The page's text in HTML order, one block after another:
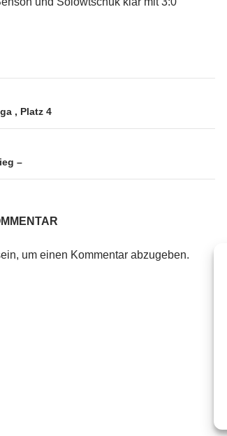
, Platz 4
–
um einen Kommentar abzugeben.